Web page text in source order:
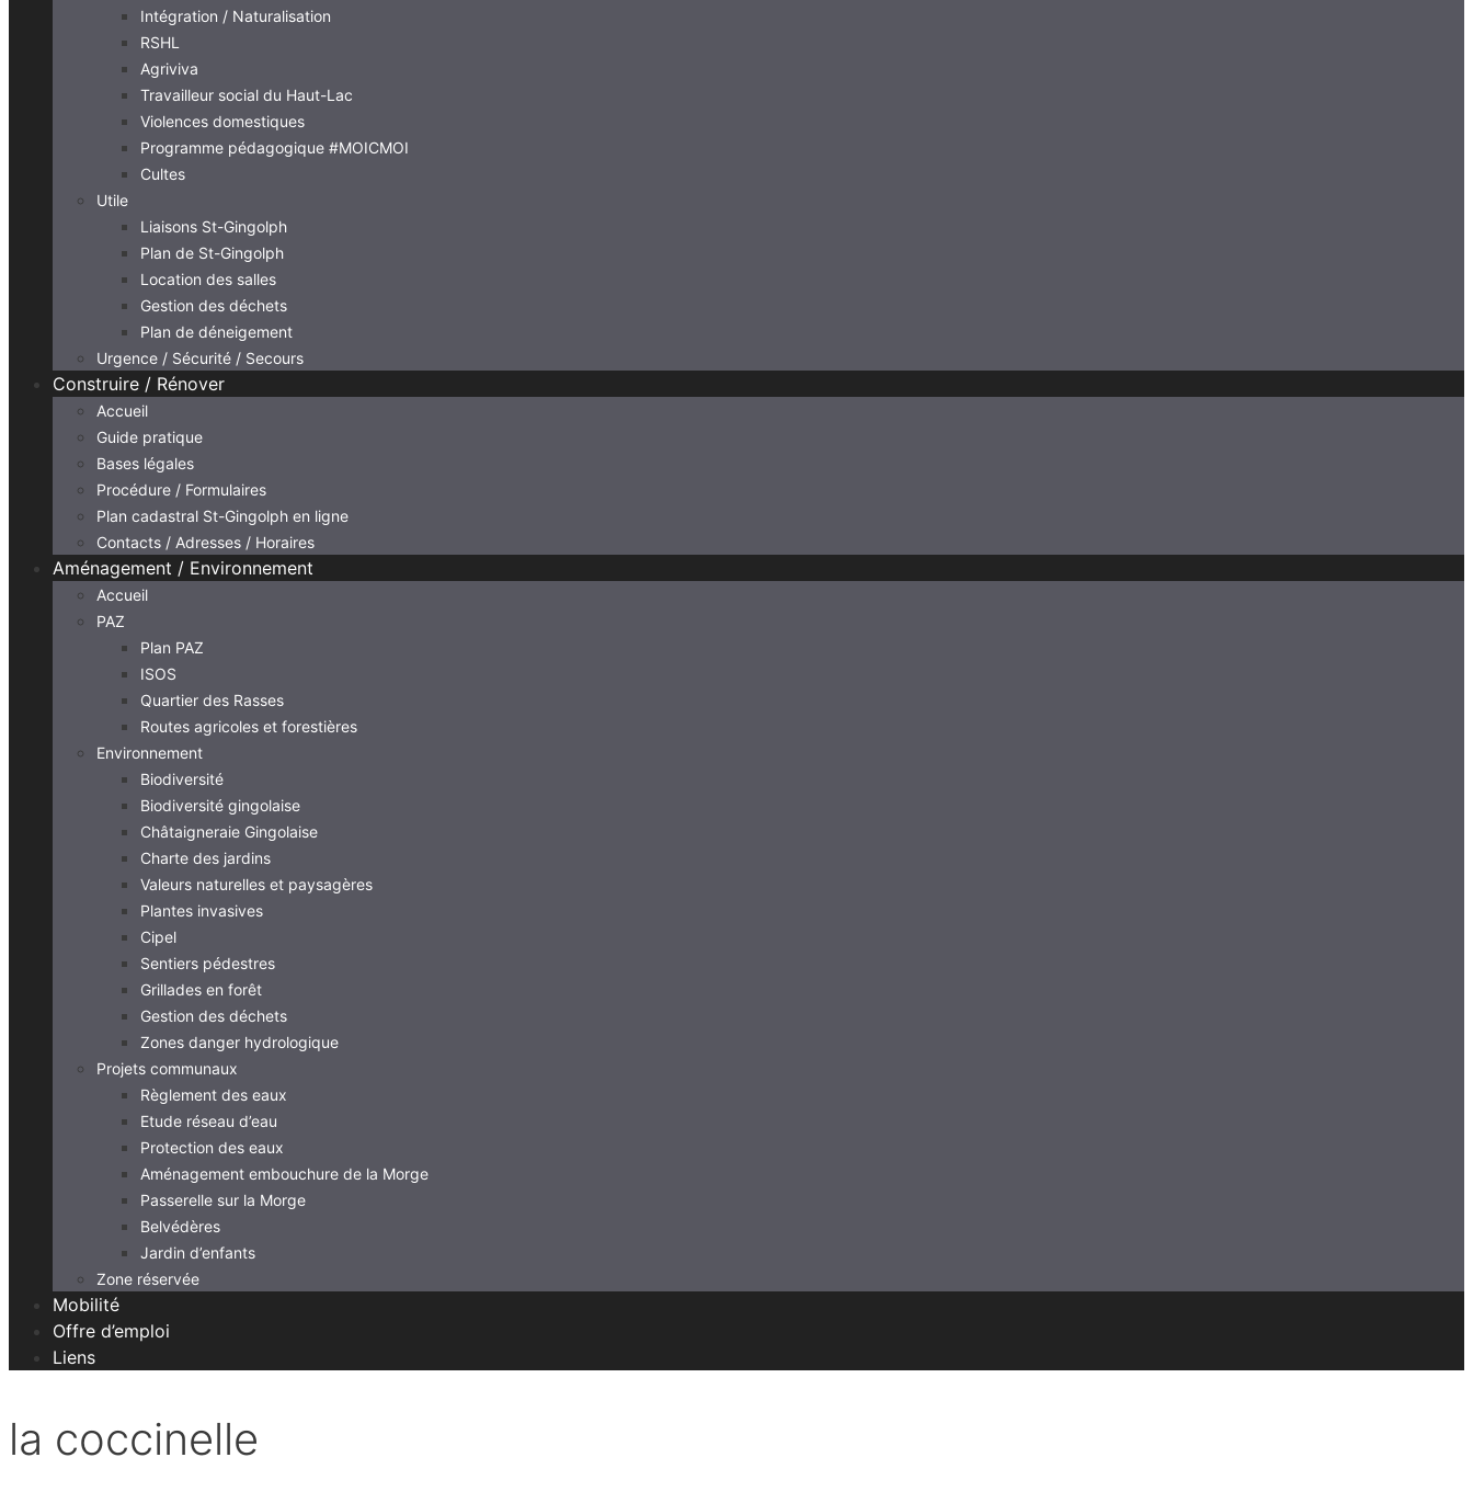
Intégration / Naturalisation
RSHL
Agriviva
Travailleur social du Haut-Lac
Violences domestiques
Programme pédagogique #MOICMOI
Cultes
Utile
Liaisons St-Gingolph
Plan de St-Gingolph
Location des salles
Gestion des déchets
Plan de déneigement
Urgence / Sécurité / Secours
Construire / Rénover
Accueil
Guide pratique
Bases légales
Procédure / Formulaires
Plan cadastral St-Gingolph en ligne
Contacts / Adresses / Horaires
Aménagement / Environnement
Accueil
PAZ
Plan PAZ
ISOS
Quartier des Rasses
Routes agricoles et forestières
Environnement
Biodiversité
Biodiversité gingolaise
Châtaigneraie Gingolaise
Charte des jardins
Valeurs naturelles et paysagères
Plantes invasives
Cipel
Sentiers pédestres
Grillades en forêt
Gestion des déchets
Zones danger hydrologique
Projets communaux
Règlement des eaux
Etude réseau d’eau
Protection des eaux
Aménagement embouchure de la Morge
Passerelle sur la Morge
Belvédères
Jardin d’enfants
Zone réservée
Mobilité
Offre d’emploi
Liens
la coccinelle